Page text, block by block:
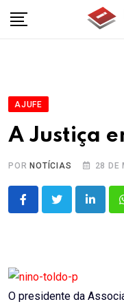
AJUFE
A Justiça
POR NOTÍCIAS 28 DE
O presidente da